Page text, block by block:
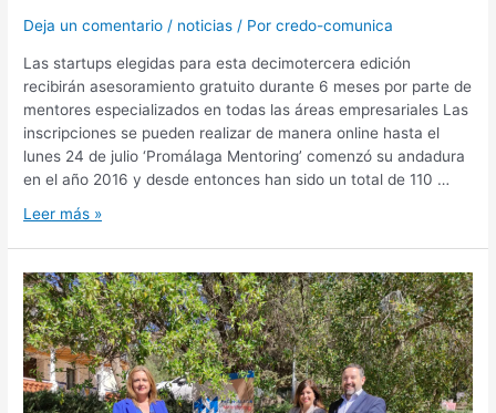
Deja un comentario / noticias / Porcredo-comunica
Las startups elegidas para esta decimotercera edición
recibirán asesoramiento gratuito durante 6 meses por parte de
mentores especializados en todas las áreas empresariales Las
inscripciones se pueden realizar de manera online hasta el
lunes 24 de julio ‘Promálaga Mentoring’ comenzó su andadura
en el año 2016 y desde entonces han sido un total de 110 …
Leer más »